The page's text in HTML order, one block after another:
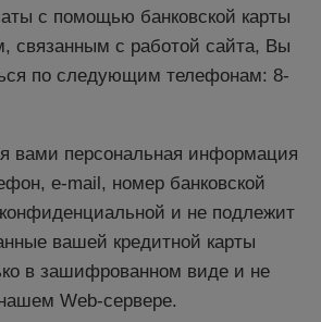
с помощью банковской карты
связанным с работой сайта, Вы
по следующим телефонам: 8-
вами персональная информация
e-mail, номер банковской
и не подлежит
вашей кредитной карты
в зашифрованном виде и не
Web-сервере.